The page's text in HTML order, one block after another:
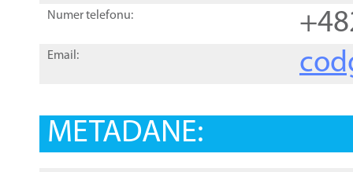
Numer telefonu:
Email:
METADANE: